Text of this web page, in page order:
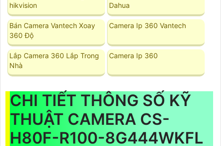
hikvision
Dahua
Bán Camera Vantech Xoay
360 Độ
Camera Ip 360 Vantech
Lắp Camera 360 Lắp Trong
Nhà
Camera Ip 360
CHI TIẾT THÔNG SỐ KỸ
THUẬT CAMERA CS-
H80F-R100-8G444WKFL